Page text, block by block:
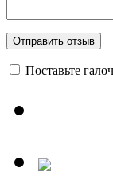
Поставьте